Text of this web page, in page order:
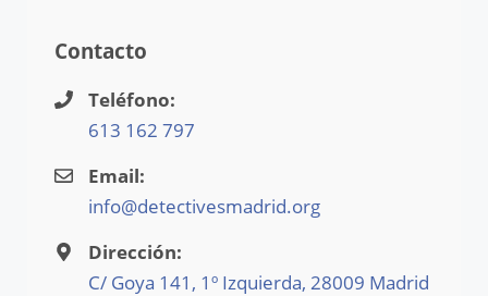
Contacto
Teléfono:
613 162 797
Email:
info@detectivesmadrid.org
Dirección:
C/ Goya 141, 1º Izquierda, 28009 Madrid